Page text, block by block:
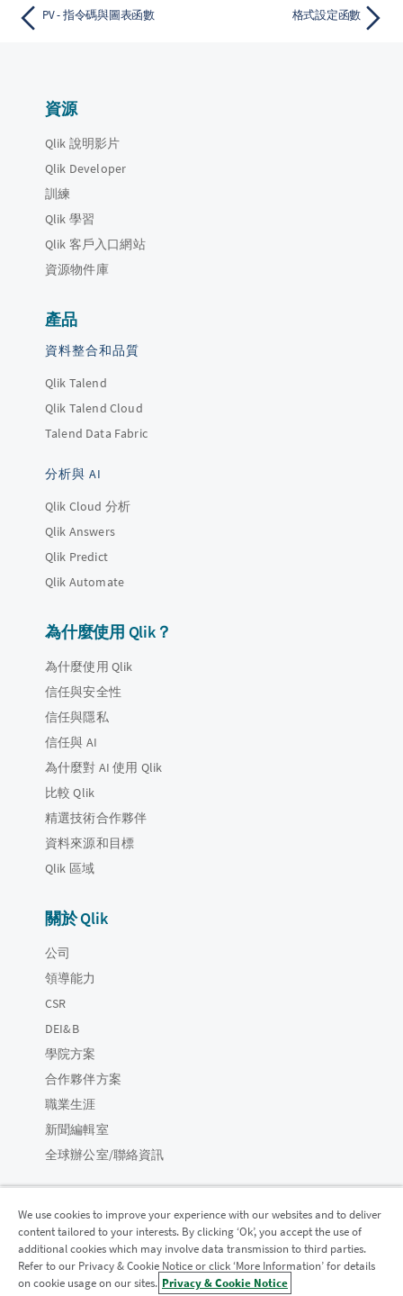
PV - 指令碼與圖表函數 格式設定函數
資源
Qlik 說明影片
Qlik Developer
訓練
Qlik 學習
Qlik 客戶入口網站
資源物件庫
產品
資料整合和品質
Qlik Talend
Qlik Talend Cloud
Talend Data Fabric
分析與 AI
Qlik Cloud 分析
Qlik Answers
Qlik Predict
Qlik Automate
為什麼使用 Qlik？
為什麼使用 Qlik
信任與安全性
信任與隱私
信任與 AI
為什麼對 AI 使用 Qlik
比較 Qlik
精選技術合作夥伴
資料來源和目標
Qlik 區域
關於 Qlik
公司
領導能力
CSR
DEI&B
學院方案
合作夥伴方案
職業生涯
新聞編輯室
全球辦公室/聯絡資訊
Qlik 社群
We use cookies to improve your experience with our websites and to deliver
content tailored to your interests. By clicking ‘Ok’, you accept the use of
additional cookies which may involve data transmission to third parties.
Refer to our Privacy & Cookie Notice or click ‘More Information’ for details
on cookie usage on our sites. Privacy & Cookie Notice